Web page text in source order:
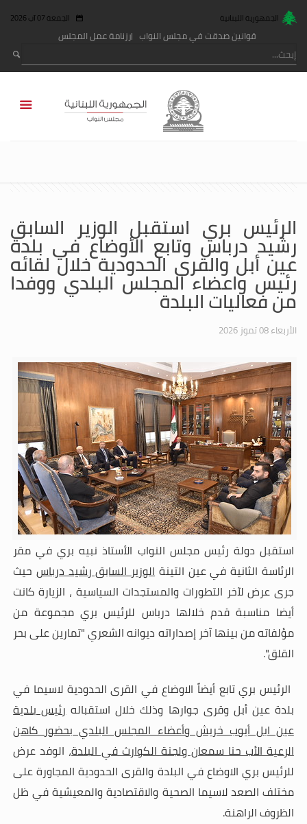
الجمهورية اللبنانية الجمعة 07 آب 2026
قوانين صدقت في مجلس النواب رزنامة عمل المجلس
الرئيس بري استقبل الوزير السابق
رشيد درباس وتابع الأوضاع في بلدة
عين أبل والقرى الحدودية خلال لقائه
رئيس واعضاء المجلس البلدي ووفدا
من فعاليات البلدة
الأربعاء 08 تموز 2026
استقبل دولة رئيس مجلس النواب الأستاذ نبيه بري في مقر
الرئاسة الثانية في عين التينةالوزير السابق رشيد درباس حيث
جرى عرض لآخر التطورات والمستجدات السياسية ، الزيارة كانت
أيضا مناسبة قدم خلالها درباس للرئيس بري مجموعة من
مؤلفاته من بينها آخر إصداراته ديوانه الشعري "تمارين على بحر
القلق".
الرئيس بري تابع أيضاً الاوضاع في القرى الحدودية لاسيما في
بلدة عين أبل وقرى جوارها وذلك خلال استقبالهرئيس بلدية
عين ابل أيوب خريش وأعضاء المجلس البلدي بحضور كاهن
الرعية الأب حنا سمعان ولجنة الكوارث في البلدة، الوفد عرض
للرئيس بري الاوضاع في البلدة والقرى الحدودية المجاورة على
مختلف الصعد لاسيما الصحية والاقتصادية والمعيشية في ظل
الظروف الراهنة.